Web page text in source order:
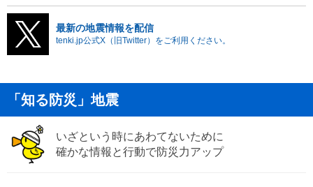
最新の地震情報を配信
tenki.jp公式X（旧Twitter）をご利用ください。
「知る防災」地震
いざという時にあわてないために
確かな情報と行動で防災力アップ